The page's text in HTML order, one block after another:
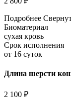
Подробнее
Биоматериал
сухая кровь
Срок исполнения
от 16 суток
Длина шерсти
2 100 ₽